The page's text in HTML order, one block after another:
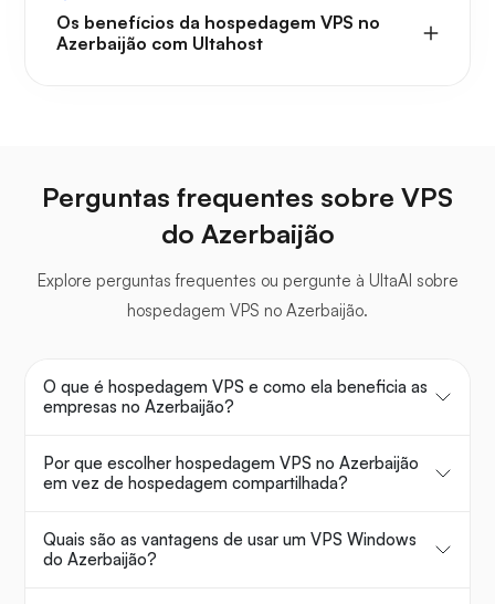
Os benefícios da hospedagem VPS no
Azerbaijão com Ultahost
Perguntas frequentes sobre VPS
do Azerbaijão
Explore perguntas frequentes ou pergunte à UltaAI sobre
hospedagem VPS no Azerbaijão.
O que é hospedagem VPS e como ela beneficia as
empresas no Azerbaijão?
Por que escolher hospedagem VPS no Azerbaijão
em vez de hospedagem compartilhada?
Quais são as vantagens de usar um VPS Windows
do Azerbaijão?